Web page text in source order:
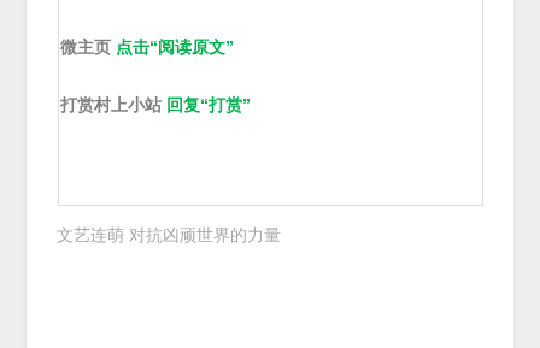
微主页 点击“阅读原文”
打赏村上小站 回复“打赏”
文艺连萌 对抗凶顽世界的力量